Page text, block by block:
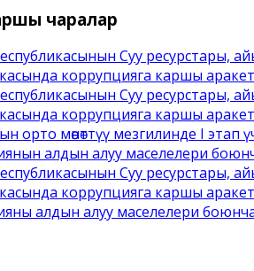
чаралар
Суу ресурстары,
коррупцияга каршы
Суу ресурстары,
коррупцияга каршы
орто мөөнөттүү мезгилинде I этап
алдын алуу маселелери
Суу ресурстары,
коррупцияга каршы
алдын алуу маселелери боюнча